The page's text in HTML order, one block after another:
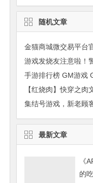
随机文章
金猫商城微交易平台
游戏发烧友注意啦！
【红烧肉】快穿之肉
集结号游戏，新老顾
最新文章
《
的